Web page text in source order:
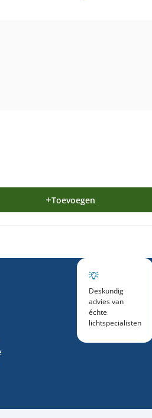
Toevoegen
Deskundig
advies van
échte
lichtspecialisten